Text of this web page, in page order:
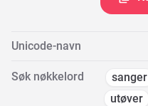
Unicode-navn
Søk nøkkelord sanger
utøver